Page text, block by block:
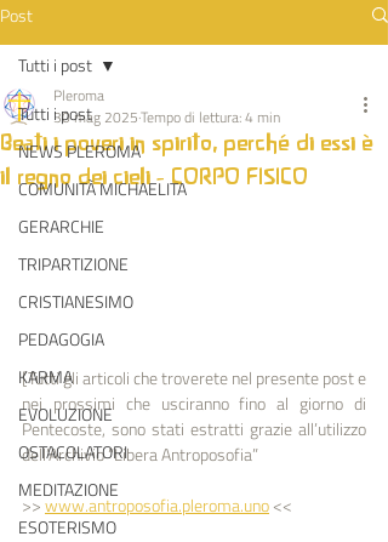
Post
Tutti i post
NEWS PLEROMA
COMUNITÀ MICHAELITA
GERARCHIE
TRIPARTIZIONE
CRISTIANESIMO
PEDAGOGIA
KARMA
EVOLUZIONE
OSTACOLATORI
MEDITAZIONE
ESOTERISMO
Tutti i post
Beati i poveri in spirito, perché di essi è
il regno dei cieli - CORPO FISICO
Pleroma
30 mag 2025Tempo di lettura: 4 min
[Tutti gli articoli che troverete nel presente post e
nei prossimi che usciranno fino al giorno di
Pentecoste, sono stati estratti grazie all’utilizzo
dell’Archivio “Libera Antroposofia”
>> www.antroposofia.pleroma.uno <<